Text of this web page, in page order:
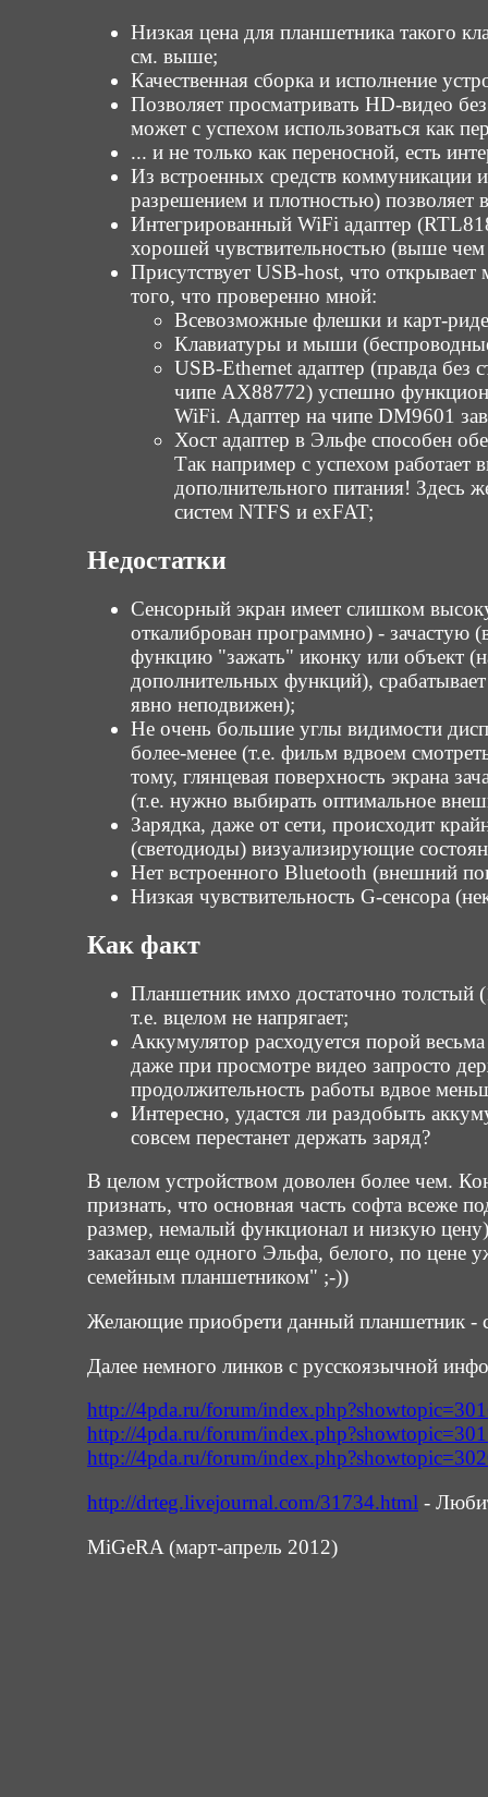
Низкая цена для планшетника такого
см. выше;
Качественная сборка и исполнение
Позволяет просматривать HD-видео
может с успехом использоваться как
... и не только как переносной, есть
Из встроенных средств коммуникации
разрешением и плотностью) позволяет
Интегрированный WiFi адаптер
хорошей чувствительностью (выше
Присутствует USB-host, что
того, что проверенно мной:
Всевозможные флешки и карт-
Клавиатуры и мыши
USB-Ethernet адаптер (правда без
чипе AX88772) успешно
WiFi. Адаптер на чипе DM9601
Хост адаптер в Эльфе способен
Так например с успехом работает
дополнительного питания! Здесь
систем NTFS и exFAT;
Недостатки
Сенсорный экран имеет слишком
откалиброван программно) - зачастую
функцию "зажать" иконку или объект
дополнительных функций),
явно неподвижен);
Не очень большие углы видимости
более-менее (т.е. фильм вдвоем
тому, глянцевая поверхность экрана
(т.е. нужно выбирать оптимальное
Зарядка, даже от сети, происходит
(светодиоды) визуализирующие
Нет встроенного Bluetooth (внешний
Низкая чувствительность G-сенсора
Как факт
Планшетник имхо достаточно
т.е. вцелом не напрягает;
Аккумулятор расходуется порой
даже при просмотре видео запросто
продолжительность работы вдвое
Интересно, удастся ли раздобыть
совсем перестанет держать заряд?
В целом устройством доволен более чем.
признать, что основная часть софта всеже
размер, немалый функционал и низкую
заказал еще одного Эльфа, белого, по цене
семейным планшетником" ;-))
Желающие приобрети данный планшетник -
Далее немного линков с русскоязычной
http://4pda.ru/forum/
http://4pda.ru/forum/
http://4pda.ru/forum/
http://drteg.livejournal.com/31734.html -
MiGeRA (март-апрель 2012)